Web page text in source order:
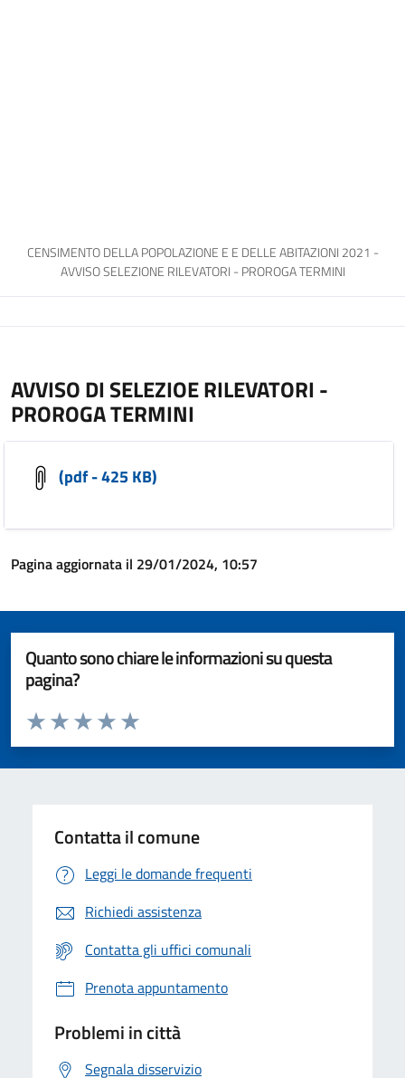
CENSIMENTO DELLA POPOLAZIONE E E DELLE ABITAZIONI 2021 -
AVVISO SELEZIONE RILEVATORI - PROROGA TERMINI
AVVISO DI SELEZIOE RILEVATORI -
PROROGA TERMINI
(pdf - 425 KB)
Pagina aggiornata il 29/01/2024, 10:57
Quanto sono chiare le informazioni su questa
pagina?
Valuta da 1 a 5 stelle la pagina
Valuta 5 stelle su 5
Valuta 4 stelle su 5
Valuta 3 stelle su 5
Valuta 2 stelle su 5
Valuta 1 stelle su 5
Contatta il comune
Leggi le domande frequenti
Richiedi assistenza
Contatta gli uffici comunali
Prenota appuntamento
Problemi in città
Segnala disservizio